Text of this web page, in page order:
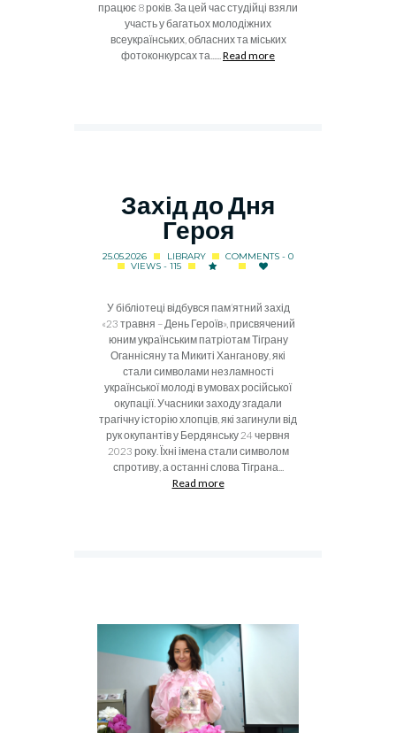
працює 8 років. За цей час студійці взяли
участь у багатьох молодіжних
всеукраїнських, обласних та міських
фотоконкурсах та......Read more
Захід до Дня
Героя
25.05.2026 LIBRARY
COMMENTS - 0
VIEWS - 115
У бібліотеці відбувся пам’ятний захід
«23 травня – День Героїв», присвячений
юним українським патріотам Тіграну
Оганнісяну та Микиті Ханганову, які
стали символами незламності
української молоді в умовах російської
окупації. Учасники заходу згадали
трагічну історію хлопців, які загинули від
рук окупантів у Бердянську 24 червня
2023 року. Їхні імена стали символом
спротиву, а останні слова Тіграна...
Read more